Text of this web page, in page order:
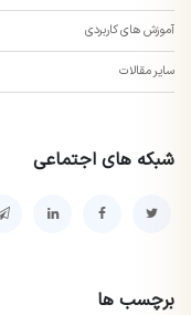
آموزش های کاربردی
سایر مقالات
شبکه های اجتماعی
برچسب ها